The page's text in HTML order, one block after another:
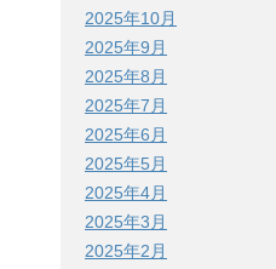
2025年10月
2025年9月
2025年8月
2025年7月
2025年6月
2025年5月
2025年4月
2025年3月
2025年2月